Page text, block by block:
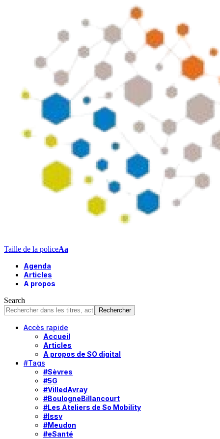
Taille de la policeAa
Agenda
Articles
A propos
Search
Accès rapide
Accueil
Articles
A propos de SO digital
#Tags
#Sèvres
#5G
#VilledAvray
#BoulogneBillancourt
#Les Ateliers de So Mobility
#Issy
#Meudon
#eSanté